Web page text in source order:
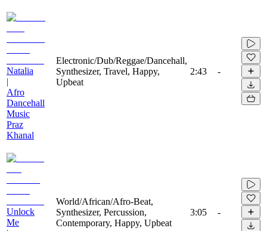
Natalia
|
Afro
Dancehall
Music
Praz
Khanal
Electronic/Dub/Reggae/Dancehall,
Synthesizer, Travel, Happy,
Upbeat
2:43 -
Unlock
Me
World/African/Afro-Beat,
Synthesizer, Percussion,
Contemporary, Happy, Upbeat
3:05 -